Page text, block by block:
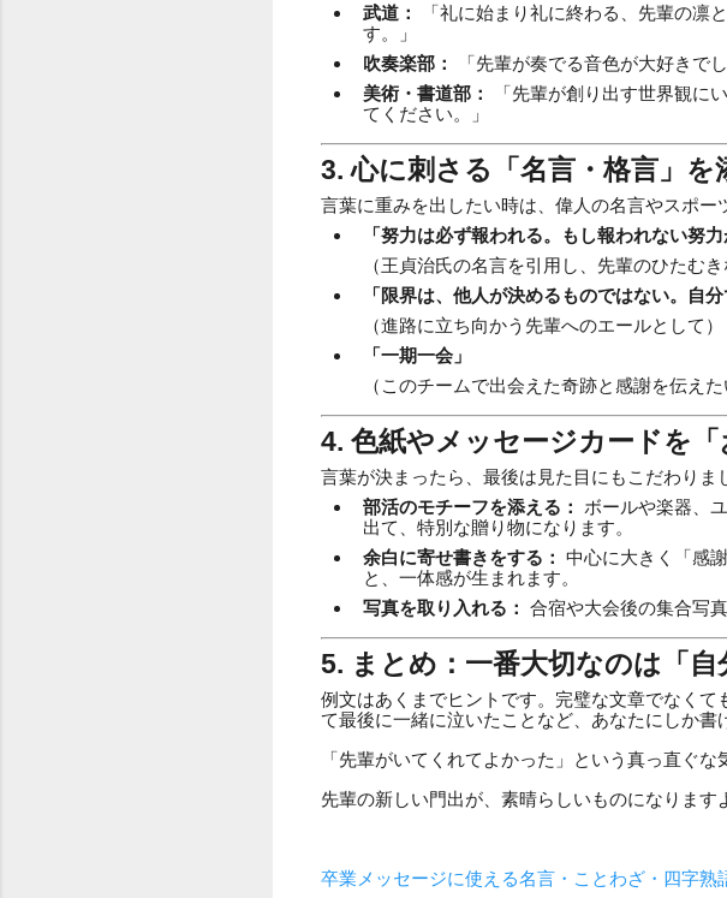
武道：
「礼に始まり礼に終わる、先輩の凛
す。」
吹奏楽部：
「先輩が奏でる音色が大好きで
美術・書道部：
「先輩が創り出す世界観に
てください。」
3. 心に刺さる「名言・格言」
言葉に重みを出したい時は、偉人の名言やスポー
「努力は必ず報われる。もし報われない努
（王貞治氏の名言を引用し、先輩のひたむ
「限界は、他人が決めるものではない。自分
（進路に立ち向かう先輩へのエールとして）
「一期一会」
（このチームで出会えた奇跡と感謝を伝えた
4. 色紙やメッセージカードを
言葉が決まったら、最後は見た目にもこだわりま
部活のモチーフを添える：
ボールや楽器、
出て、特別な贈り物になります。
余白に寄せ書きをする： 中心に大きく「感
と、一体感が生まれます。
写真を取り入れる： 合宿や大会後の集合写
5. まとめ：一番大切なのは「
例文はあくまでヒントです。完璧な文章でなく
て最後に一緒に泣いたことなど、あなたにしか書
「先輩がいてくれてよかった」という真っ直ぐ
先輩の新しい門出が、素晴らしいものになります
卒業メッセージに使える名言・ことわざ・四字熟